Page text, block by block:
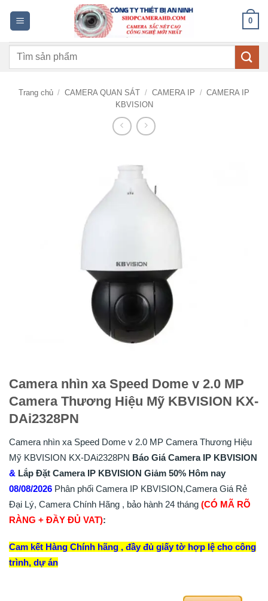
dung
0
Tìm
Trang chủ / CAMERA QUAN SÁT / CAMERA IP / CAMERA IP
KBVISION
Camera nhìn xa Speed Dome v 2.0 MP
Camera Thương Hiệu Mỹ KBVISION KX-
DAi2328PN
Camera nhìn xa Speed Dome v 2.0 MP Camera Thương Hiệu
Mỹ KBVISION KX-DAi2328PN Báo Giá Camera IP KBVISION
& Lắp Đặt Camera IP KBVISION Giảm 50% Hôm nay
08/08/2026 Phân phối Camera IP KBVISION,Camera Giá Rẻ
Đại Lý, Camera Chính Hãng , bảo hành 24 tháng (CÓ MÃ RÕ
RÀNG + ĐẦY ĐỦ VAT):
Cam kết Hàng Chính hãng , đầy đủ giấy tờ hợp lệ cho công
trình, dự án